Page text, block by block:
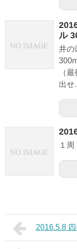
ル
井の
（
出せ
１周
2016.5.8